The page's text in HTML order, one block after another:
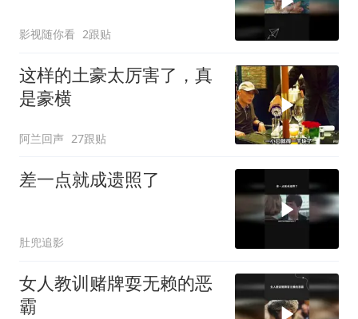
影视随你看 2跟贴
这样的土豪太厉害了，真
是豪横
阿兰回声 27跟贴
差一点就成遗照了
肚兜追影
女人教训赌牌耍无赖的恶
霸